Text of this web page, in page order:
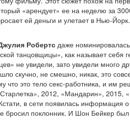
«арендует» ее на неделю за
ей деньги и улетает в Нью-
Робертсдаже
танцовщицы», как называет себя
не увидели, зато увидели много
скучно, не смешно, никак, это
это тело секс-работника, и им
2012, «Мандарин», 2015,
в сети появилась информация
бросил поклонник. И Шон Бейкер